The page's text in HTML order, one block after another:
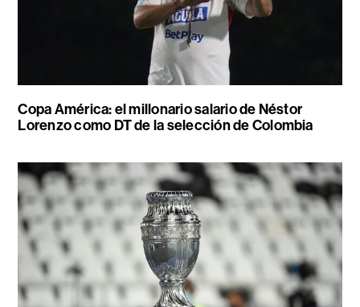
Copa América: el millonario salario de Néstor
Lorenzo como DT de la selección de Colombia